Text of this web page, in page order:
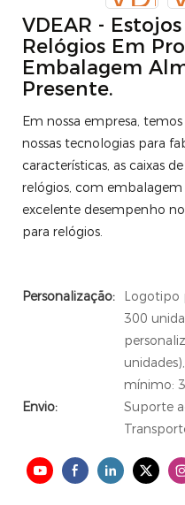
VDEAR -
Relógios Em
Embalagem
Presente.
Em nossa empresa,
nossas tecnologias para
características, as caixas
relógios, com
excelente desempenho
para relógios.
Personalização:
Logotipo
300
mínimo:
Envio:
Suporte